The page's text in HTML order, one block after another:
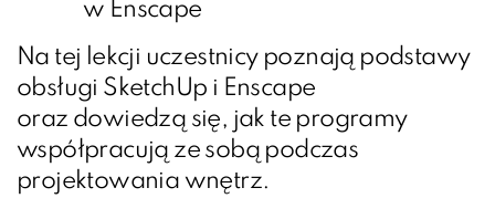
w Enscape
Na tej lekcji uczestnicy poznają podstawy
obsługi SketchUp i Enscape
oraz dowiedzą się, jak te programy
współpracują ze sobą podczas
projektowania wnętrz.